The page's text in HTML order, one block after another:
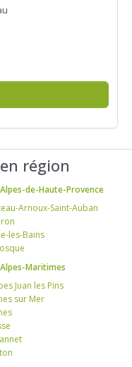
région
de-Haute-Provence
Arnoux-Saint-Auban
les-Bains
Maritimes
Juan les Pins
sur Mer